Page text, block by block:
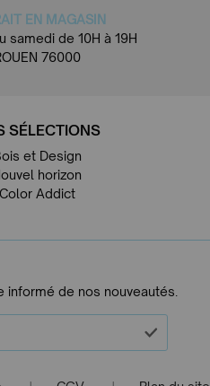
EN MAGASIN
samedi de 10H à 19H
76000
SÉLECTIONS
et Design
horizon
Color Addict
de nos nouveautés.